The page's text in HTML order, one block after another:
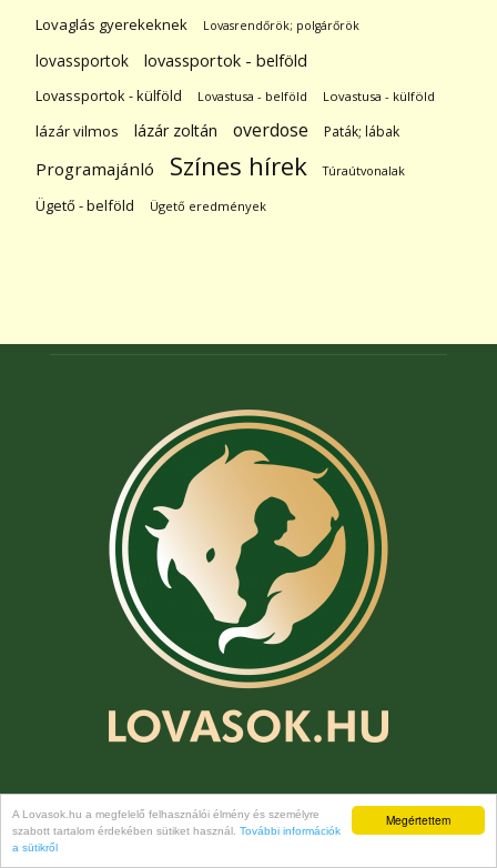
Megértettem
A Lovasok.hu a megfelelő felhasználói élmény és személyre
szabott tartalom érdekében sütiket használ. További információk
a sütikről
Lovaglás gyerekeknek Lovasrendőrök; polgárőrök
lovassportok lovassportok - belföld
Lovassportok - külföld Lovastusa - belföld Lovastusa - külföld
lázár vilmos lázár zoltán overdose Paták; lábak
Programajánló Színes hírek Túraútvonalak
Ügető - belföld Ügető eredmények
RÓLUNK